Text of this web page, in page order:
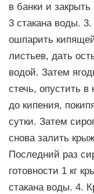
в банки и закрыть
3 стакана воды.
ошпарить
листьев, дать
водой. Затем
стечь, опустить
до кипения,
сутки. Затем
снова залить
Последний раз
готовности 1 кг
стакана воды. 4.